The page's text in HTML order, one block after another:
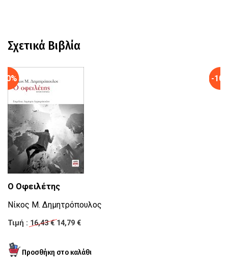
Σχετικά Βιβλία
Ο Οφειλέτης
Νίκος Μ. Δημητρόπουλος
Τιμή : 16,43 €14,79 €
-